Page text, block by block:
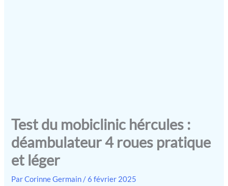
Test du mobiclinic hércules :
déambulateur 4 roues pratique
et léger
ParCorinne Germain /6 février 2025